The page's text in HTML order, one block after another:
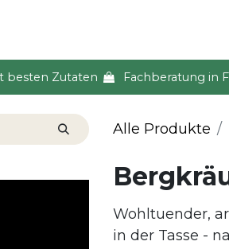
besten Zutaten Fachberatung in
Alle Produkte
Wohltuender,
in der Tasse -